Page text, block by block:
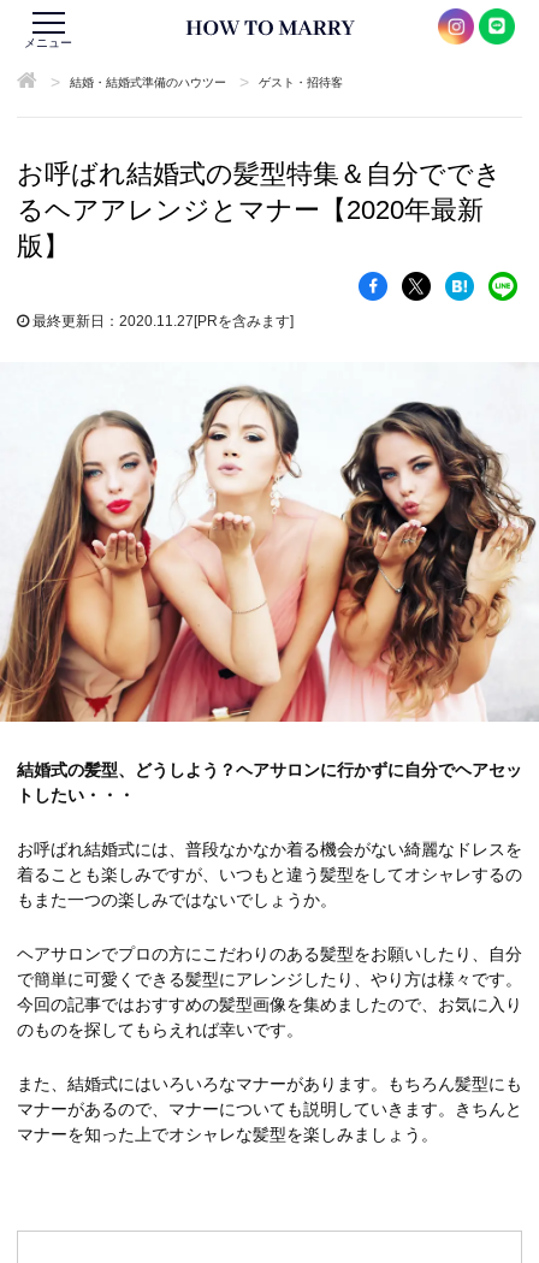
メニュー
> 結婚・結婚式準備のハウツー > ゲスト・招待客
お呼ばれ結婚式の髪型特集＆自分ででき
るヘアアレンジとマナー【2020年最新
版】
最終更新日：2020.11.27[PRを含みます]
結婚式の髪型、どうしよう？ヘアサロンに行かずに自分でヘアセッ
トしたい・・・
お呼ばれ結婚式には、普段なかなか着る機会がない綺麗なドレスを
着ることも楽しみですが、いつもと違う髪型をしてオシャレするの
もまた一つの楽しみではないでしょうか。
ヘアサロンでプロの方にこだわりのある髪型をお願いしたり、自分
で簡単に可愛くできる髪型にアレンジしたり、やり方は様々です。
今回の記事ではおすすめの髪型画像を集めましたので、お気に入り
のものを探してもらえれば幸いです。
また、結婚式にはいろいろなマナーがあります。もちろん髪型にも
マナーがあるので、マナーについても説明していきます。きちんと
マナーを知った上でオシャレな髪型を楽しみましょう。